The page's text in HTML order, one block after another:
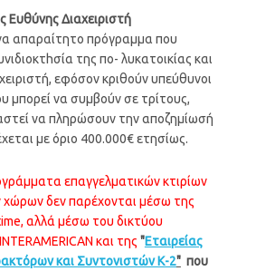
ΕυθύνηςΔιαχειριστή
απαραίτητο πρόγραμμα που
της πο- λυκατοικίας και
εφόσον κριθούν υπεύθυνοι
μπορεί να συμβούν σε τρίτους,
να πληρώσουν την αποζημίωσή
με όριο 400.000€ ετησίως.
επαγγελματικών κτιρίων
χώρων δεν παρέχονται μέσω της
αλλά μέσω του δικτύου
και της "Eταιρείας
και Συντονιστών Κ-2" που